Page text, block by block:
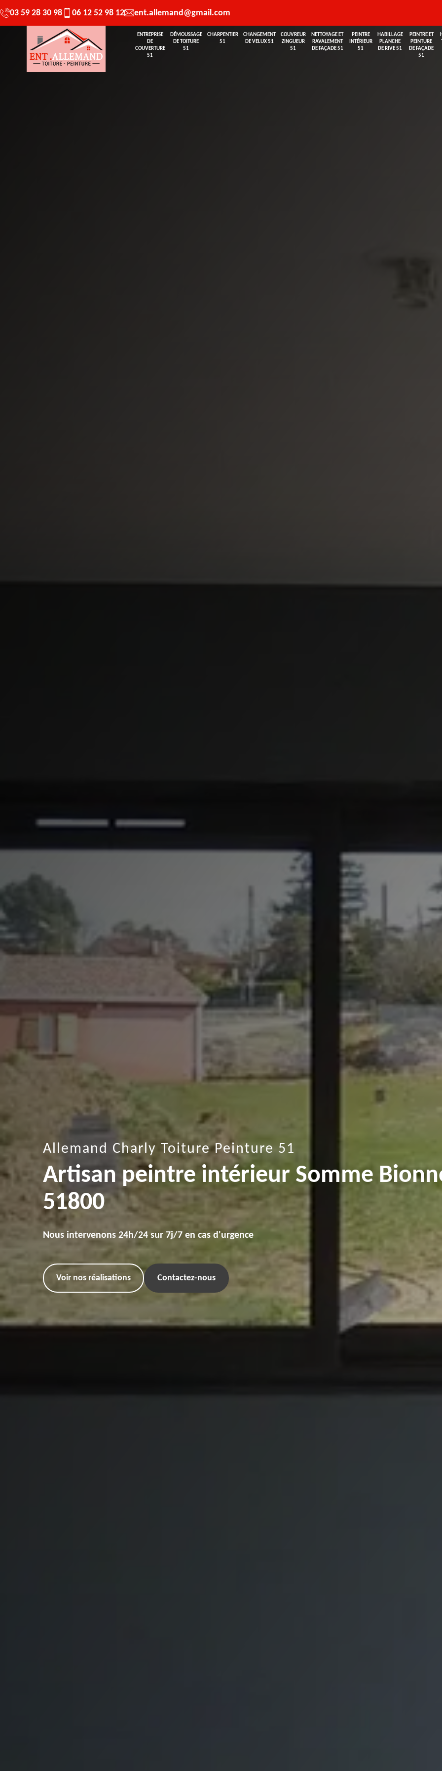
03 59 28 30 98 06 12 52 98 12 ent.allemand@gmail.com
ENTREPRISE
DE
COUVERTURE
51
DÉMOUSSAGE
DE TOITURE
51
CHARPENTIER
51
CHANGEMENT
DE VELUX 51
COUVREUR
ZINGUEUR
51
NETTOYAGE ET
RAVALEMENT
DE FAÇADE 51
PEINTRE
INTÉRIEUR
51
HABILLAGE
PLANCHE
DE RIVE 51
PEINTRE ET
PEINTURE
DE FAÇADE
51
Allemand Charly Toiture Peinture 51
Artisan peintre intérieur Somme
51800
Nous intervenons 24h/24 sur 7j/7 en cas d'urgence
Voir nos réalisations Contactez-nous